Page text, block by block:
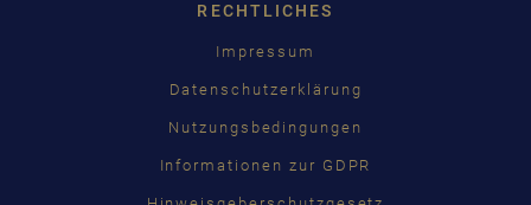
RECHTLICHES
Impressum
Datenschutzerklärung
Nutzungsbedingungen
Informationen zur GDPR